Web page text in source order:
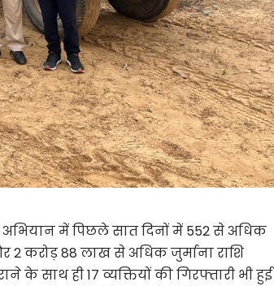
में पिछले सात दिनों में 552 से अधिक
2 करोड़ 88 लाख से अधिक जुर्माना राशि
साथ ही 17 व्यक्तियों की गिरफ्तारी भी हुई